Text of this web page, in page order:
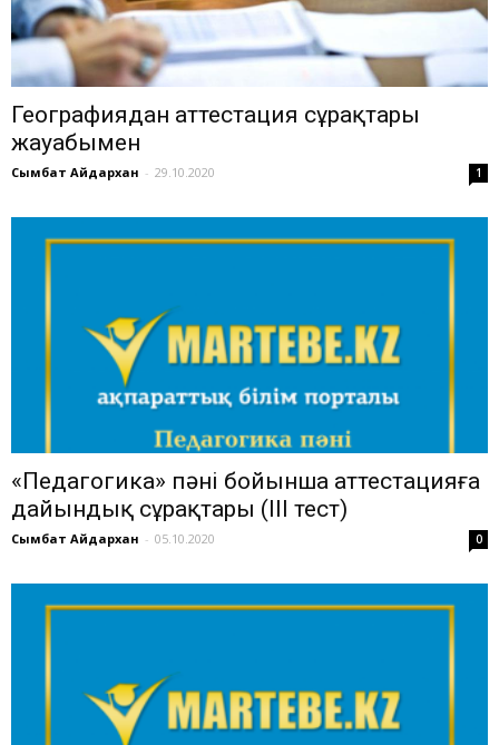
Географиядан аттестация сұрақтары
жауабымен
Сымбат Айдархан - 29.10.2020 1
«Педагогика» пәні бойынша аттестацияға
дайындық сұрақтары (ІІІ тест)
Сымбат Айдархан - 05.10.2020 0